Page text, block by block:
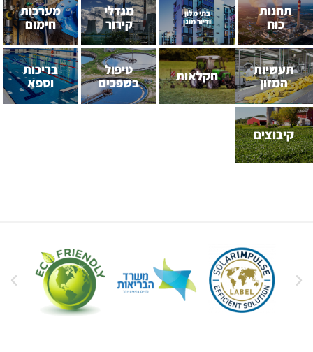
תחנות
כוח
בתי מלון
ודיור מוגן
מגדלי
קירור
מערכות
חימום
תעשיות
המזון
חקלאות
טיפול
בשפכים
בריכות
וספא
קיבוצים